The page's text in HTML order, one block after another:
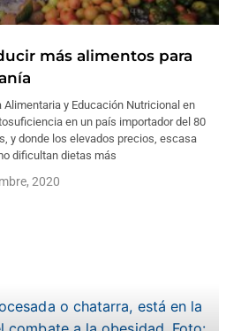
más alimentos para
Alimentaria y Educación Nutricional en
en un país importador del 80
y donde los elevados precios, escasa
dificultan dietas más
2020